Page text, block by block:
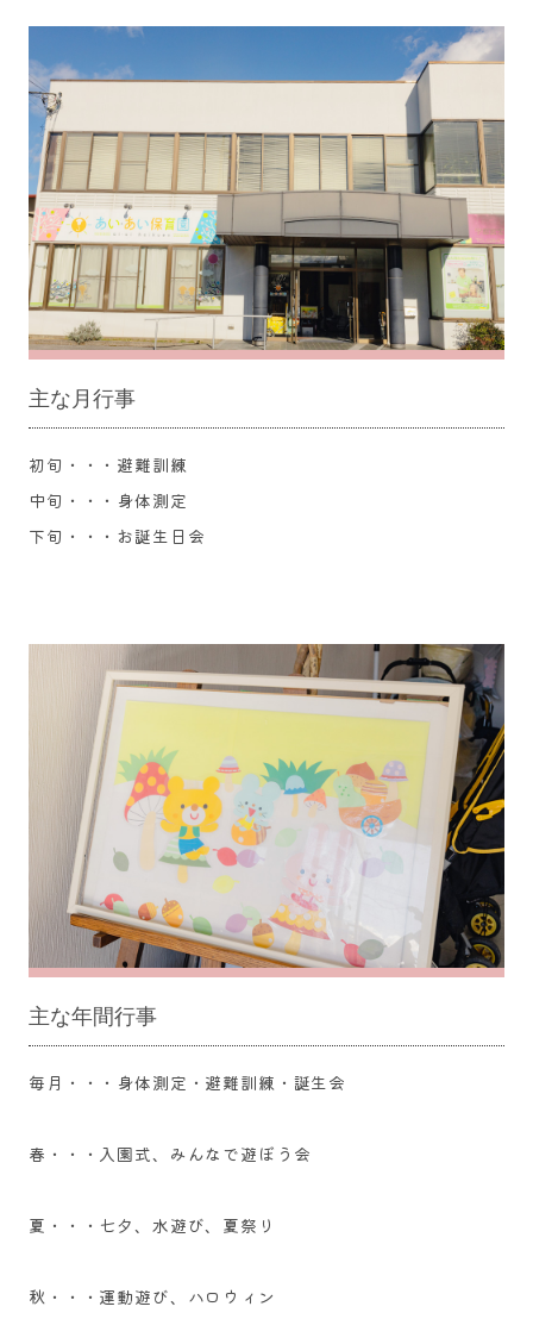
主な月行事
初旬・・・避難訓練
中旬・・・身体測定
下旬・・・お誕生日会
主な​年間行事
毎月・・・身体測定・避難訓練・誕生会
春・・・入園式、みんなで遊ぼう会
夏・・・七夕、水遊び、夏祭り
秋・・・運動遊び、ハロウィン